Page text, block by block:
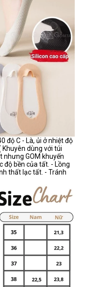
độ C - Là, ủi ở nhiệt độ
dùng với túi
GOM khuyến
độ bền của tất. - Lồng
thất lạc tất. - Tránh